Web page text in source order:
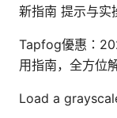
新指南 提示与实
Tapfog優惠：
用指南，全方位
Load a